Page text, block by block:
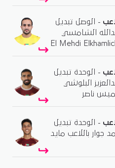
- الوصل تبديل
الشامسي
- الوحدة تبديل
البلوشي
ناصر
- الوحدة تبديل
جوار باللاعب مايد